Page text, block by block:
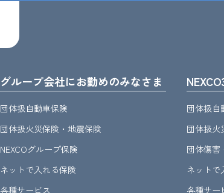
グループ会社にお勤めのみなさま
団体扱自動車保険
団体扱火災保険・地震保険
NEXCOグループ保険
ネットで入れる保険
各種サービス
団体扱自
団体扱火
団体傷
ネットで
各種サー